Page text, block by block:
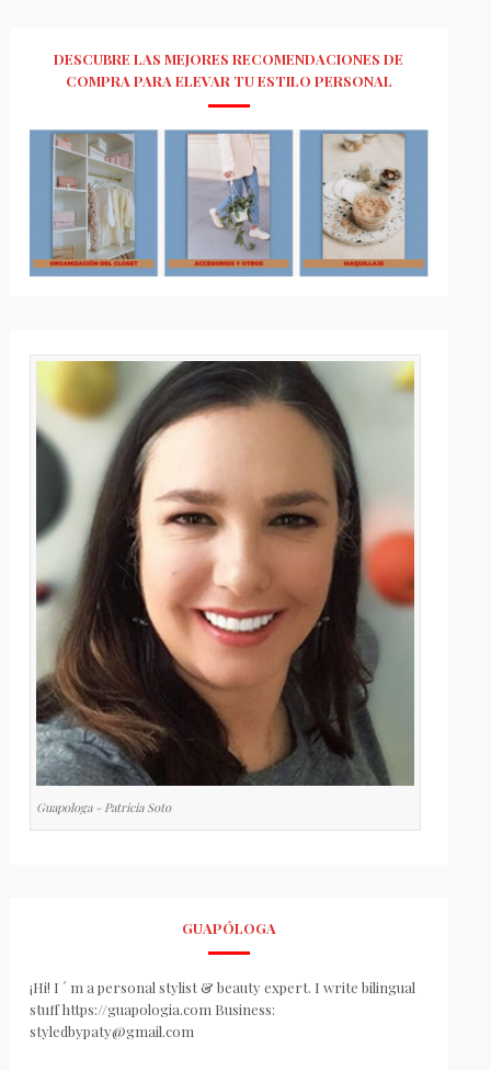
DESCUBRE LAS MEJORES RECOMENDACIONES DE
COMPRA PARA ELEVAR TU ESTILO PERSONAL
Guapologa - Patricia Soto
GUAPÓLOGA
¡Hi! I ´ m a personal stylist & beauty expert. I write bilingual
stuff https://guapologia.com Business:
styledbypaty@gmail.com